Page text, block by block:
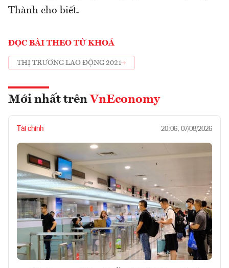
Thành cho biết.
ĐỌC BÀI THEO TỪ KHOÁ
THỊ TRƯỜNG LAO ĐỘNG 2021
Mới nhất trên VnEconomy
Tài chính 20:06, 07/08/2026